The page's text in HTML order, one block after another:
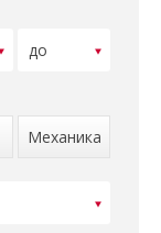
Механика